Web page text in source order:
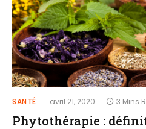
SANTÉ avril 21, 2020 3 Mins
Phytothérapie :